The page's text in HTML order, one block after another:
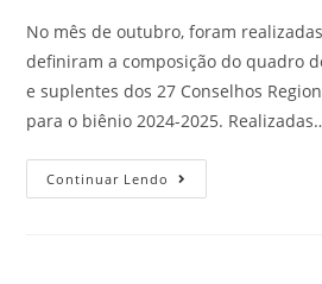
No mês de outubro, foram
definiram a composição do quadro
e suplentes dos 27 Conselhos
para o biênio 2024-2025.
Continuar Lendo